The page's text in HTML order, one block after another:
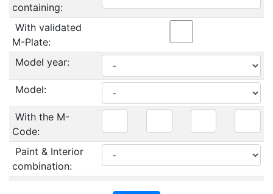
containing:
With validated
M-Plate:
Model year:
Model:
With the M-
Code:
Paint & Interior
combination: